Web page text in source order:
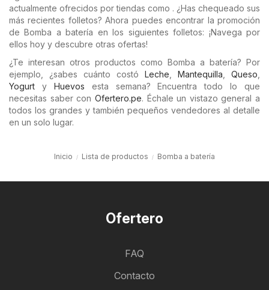
actualmente ofrecidos por tiendas como . ¿Has chequeado sus
más recientes folletos? Ahora puedes encontrar la promoción
de Bomba a batería en los siguientes folletos: ¡Navega por
ellos hoy y descubre otras ofertas!
¿Te interesan otros productos como Bomba a batería? Por
ejemplo, ¿sabes cuánto costó Leche Mantequilla Queso
Yogurt y Huevos esta semana? Encuentra todo lo que
necesitas saber con Ofertero.pe. Échale un vistazo general a
todos los grandes y también pequeños vendedores al detalle
en un solo lugar.
Inicio Lista de productos Bomba a batería
Ofertero
FAQ
Contacto